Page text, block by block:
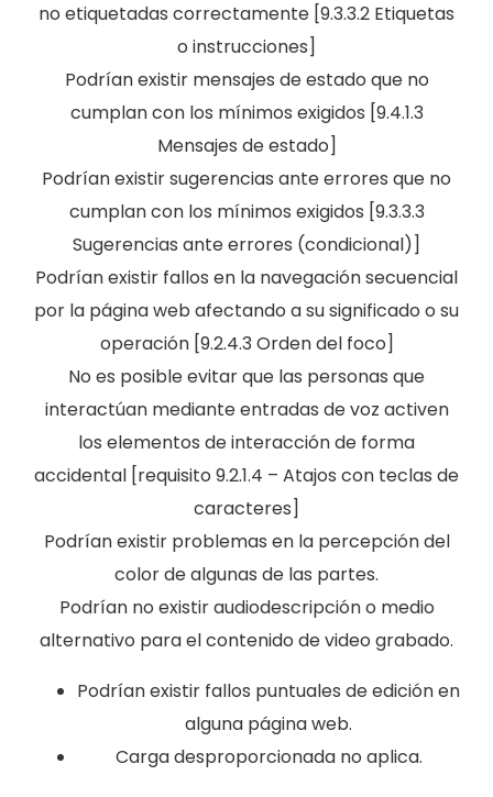
no etiquetadas correctamente [9.3.3.2 Etiquetas
o instrucciones]
Podrían existir mensajes de estado que no
cumplan con los mínimos exigidos [9.4.1.3
Mensajes de estado]
Podrían existir sugerencias ante errores que no
cumplan con los mínimos exigidos [9.3.3.3
Sugerencias ante errores (condicional)]
Podrían existir fallos en la navegación secuencial
por la página web afectando a su significado o su
operación [9.2.4.3 Orden del foco]
No es posible evitar que las personas que
interactúan mediante entradas de voz activen
los elementos de interacción de forma
accidental [requisito 9.2.1.4 – Atajos con teclas de
caracteres]
Podrían existir problemas en la percepción del
color de algunas de las partes.
Podrían no existir audiodescripción o medio
alternativo para el contenido de video grabado.
Podrían existir fallos puntuales de edición en
alguna página web.
Carga desproporcionada no aplica.